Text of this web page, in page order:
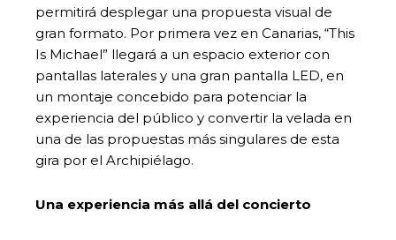
permitirá desplegar una propuesta visual de
gran formato. Por primera vez en Canarias, “This
Is Michael” llegará a un espacio exterior con
pantallas laterales y una gran pantalla LED, en
un montaje concebido para potenciar la
experiencia del público y convertir la velada en
una de las propuestas más singulares de esta
gira por el Archipiélago.
Una experiencia más allá del concierto